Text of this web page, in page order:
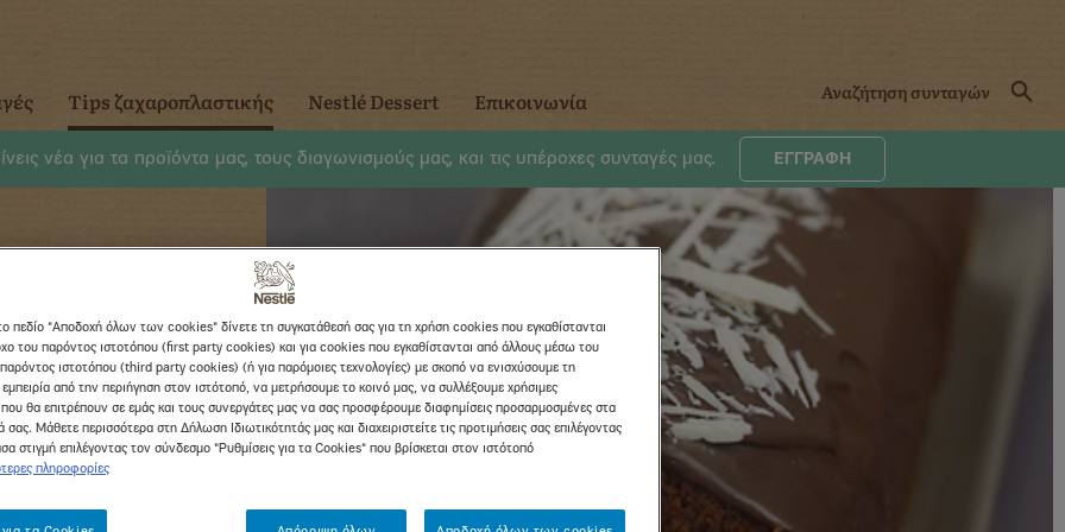
νέα για τα προϊόντα μας, τους διαγωνισμούς μας, και τις υπέροχες συνταγές μας. ΕΓΓΡΑΦΗ
Tips ζαχαροπλαστικής Nestlé Dessert Επικοινωνία
πεδίο "Αποδοχή όλων των cookies" δίνετε τη συγκατάθεσή σας για τη χρήση cookies που εγκαθίστανται
του παρόντος ιστοτόπου (first party cookies) και για cookies που εγκαθίστανται από άλλους μέσω του
ιστοτόπου (third party cookies) (ή για παρόμοιες τεχνολογίες) με σκοπό να ενισχύσουμε τη
από την περιήγηση στον ιστότοπό, να μετρήσουμε το κοινό μας, να συλλέξουμε χρήσιμες
θα επιτρέπουν σε εμάς και τους συνεργάτες μας να σας προσφέρουμε διαφημίσεις προσαρμοσμένες στα
σας. Μάθετε περισσότερα στη Δήλωση Ιδιωτικότητάς μας και διαχειριστείτε τις προτιμήσεις σας επιλέγοντας
στιγμή επιλέγοντας τον σύνδεσμο "Ρυθμίσεις για τα Cookies" που βρίσκεται στον ιστότοπό
πληροφορίες